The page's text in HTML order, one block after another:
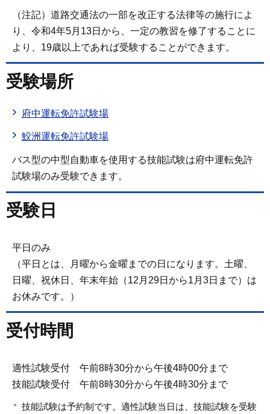
（注記）道路交通法の一部を改正する法律等の施行によ
り、令和4年5月13日から、一定の教習を修了することに
より、19歳以上であれば受験することができます。
受験場所
府中運転免許試験場
鮫洲運転免許試験場
バス型の中型自動車を使用する技能試験は府中運転免許
試験場のみ受験できます。
受験日
平日のみ
（平日とは、月曜から金曜までの日になります。土曜、
日曜、祝休日、年末年始（12月29日から1月3日まで）は
お休みです。）
受付時間
適性試験受付 午前8時30分から午後4時00分まで
技能試験受付 午前8時30分から午後4時30分まで
技能試験は予約制です。適性試験当日は、技能試験を受験